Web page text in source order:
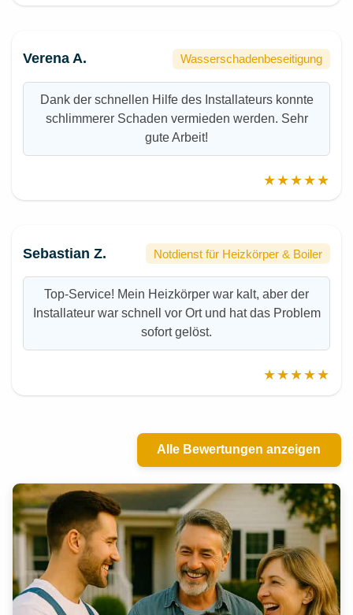
Verena A. Wasserschadenbeseitigung
Dank der schnellen Hilfe des Installateurs konnte
schlimmerer Schaden vermieden werden. Sehr
gute Arbeit!
★★★★★
Sebastian Z. Notdienst für Heizkörper & Boiler
Top-Service! Mein Heizkörper war kalt, aber der
Installateur war schnell vor Ort und hat das Problem
sofort gelöst.
★★★★★
Alle Bewertungen anzeigen